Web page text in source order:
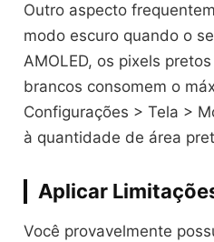
Outro aspecto
modo escuro quando o
AMOLED, os pixels
brancos consomem o
Configurações > Tela >
à quantidade de área
Aplicar
Você provavelmente